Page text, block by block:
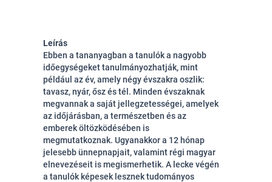
Leírás
Ebben a tananyagban a tanulók a nagyobb
időegységeket tanulmányozhatják, mint
például az év, amely négy évszakra oszlik:
tavasz, nyár, ősz és tél. Minden évszaknak
megvannak a saját jellegzetességei, amelyek
az időjárásban, a természetben és az
emberek öltözködésében is
megmutatkoznak. Ugyanakkor a 12 hónap
jelesebb ünnepnapjait, valamint régi magyar
elnevezéseit is megismerhetik. A lecke végén
a tanulók képesek lesznektudományos